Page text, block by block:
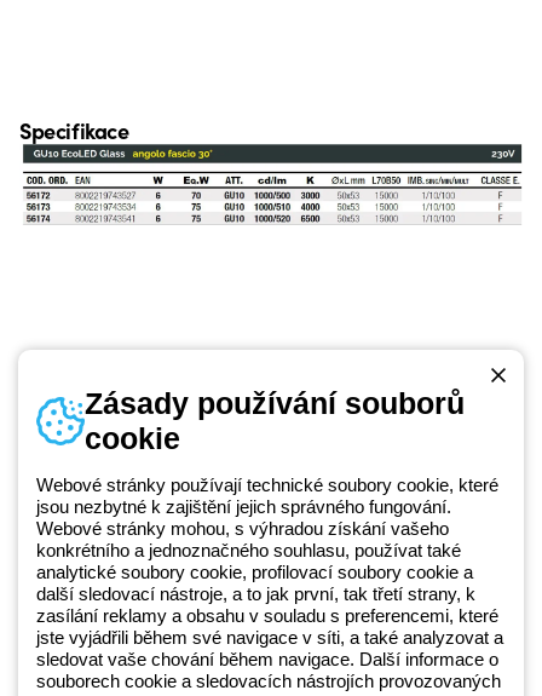
Specifikace
Beghelli je součástí GEWISS Group od roku 2025 a jeho ekosystému
GEWISS LightZone, kde vyvíjíme propojená světelná řešení, která
transformují komplexitu do jednoduchosti a podporují profesionály a
koncové zákazníky v uspokojování jejich potřeb.Zjistěte více o
GEWISS
Telefonní číslo
+420 531 014 111
Zásady používání souborů
cookie
Webové stránky používají technické soubory cookie, které
jsou nezbytné k zajištění jejich správného fungování.
Webové stránky mohou, s výhradou získání vašeho
konkrétního a jednoznačného souhlasu, používat také
analytické soubory cookie, profilovací soubory cookie a
další sledovací nástroje, a to jak první, tak třetí strany, k
zasílání reklamy a obsahu v souladu s preferencemi, které
jste vyjádřili během své navigace v síti, a také analyzovat a
sledovat vaše chování během navigace. Další informace o
souborech cookie a sledovacích nástrojích provozovaných